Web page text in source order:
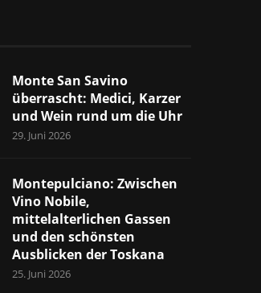
Monte San Savino
überrascht: Medici, Karzer
und Wein rund um die Uhr
29. Juni 2026
Montepulciano: Zwischen
Vino Nobile,
mittelalterlichen Gassen
und den schönsten
Ausblicken der Toskana
25. Juni 2026